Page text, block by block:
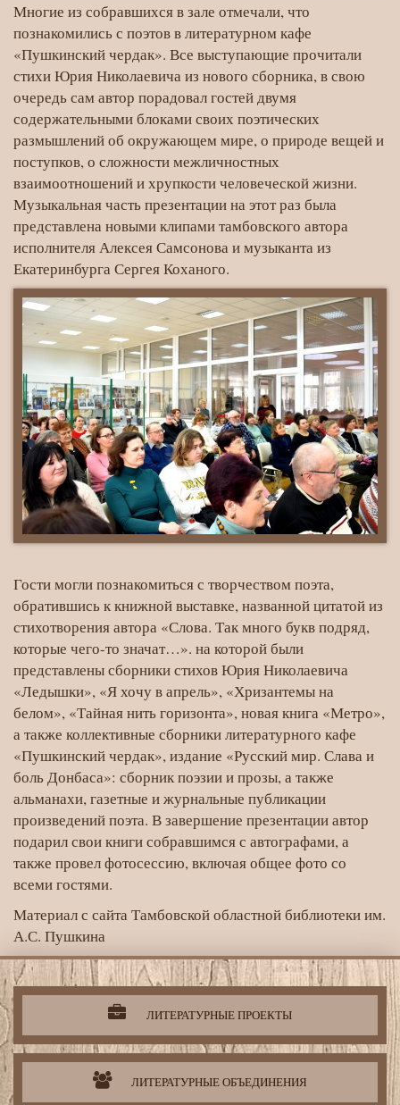
Многие из собравшихся в зале отмечали, что
познакомились с поэтов в литературном кафе
«Пушкинский чердак». Все выступающие прочитали
стихи Юрия Николаевича из нового сборника, в свою
очередь сам автор порадовал гостей двумя
содержательными блоками своих поэтических
размышлений об окружающем мире, о природе вещей и
поступков, о сложности межличностных
взаимоотношений и хрупкости человеческой жизни.
Музыкальная часть презентации на этот раз была
представлена новыми клипами тамбовского автора
исполнителя Алексея Самсонова и музыканта из
Екатеринбурга Сергея Коханого.
Гости могли познакомиться с творчеством поэта,
обратившись к книжной выставке, названной цитатой из
стихотворения автора «Слова. Так много букв подряд,
которые чего-то значат…». на которой были
представлены сборники стихов Юрия Николаевича
«Ледышки», «Я хочу в апрель», «Хризантемы на
белом», «Тайная нить горизонта», новая книга «Метро»,
а также коллективные сборники литературного кафе
«Пушкинский чердак», издание «Русский мир. Слава и
боль Донбаса»: сборник поэзии и прозы, а также
альманахи, газетные и журнальные публикации
произведений поэта. В завершение презентации автор
подарил свои книги собравшимся с автографами, а
также провел фотосессию, включая общее фото со
всеми гостями.
Материал с сайта Тамбовской областной библиотеки им.
А.С. Пушкина
Литературная
деятельность
организации
ЛИТЕРАТУРНЫЕ ПРОЕКТЫ
ЛИТЕРАТУРНЫЕ ОБЪЕДИНЕНИЯ